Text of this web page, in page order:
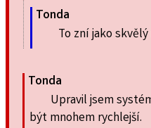
Tonda
To zní jako
Tonda
Upravil jsem
být mnohem rychlejší.